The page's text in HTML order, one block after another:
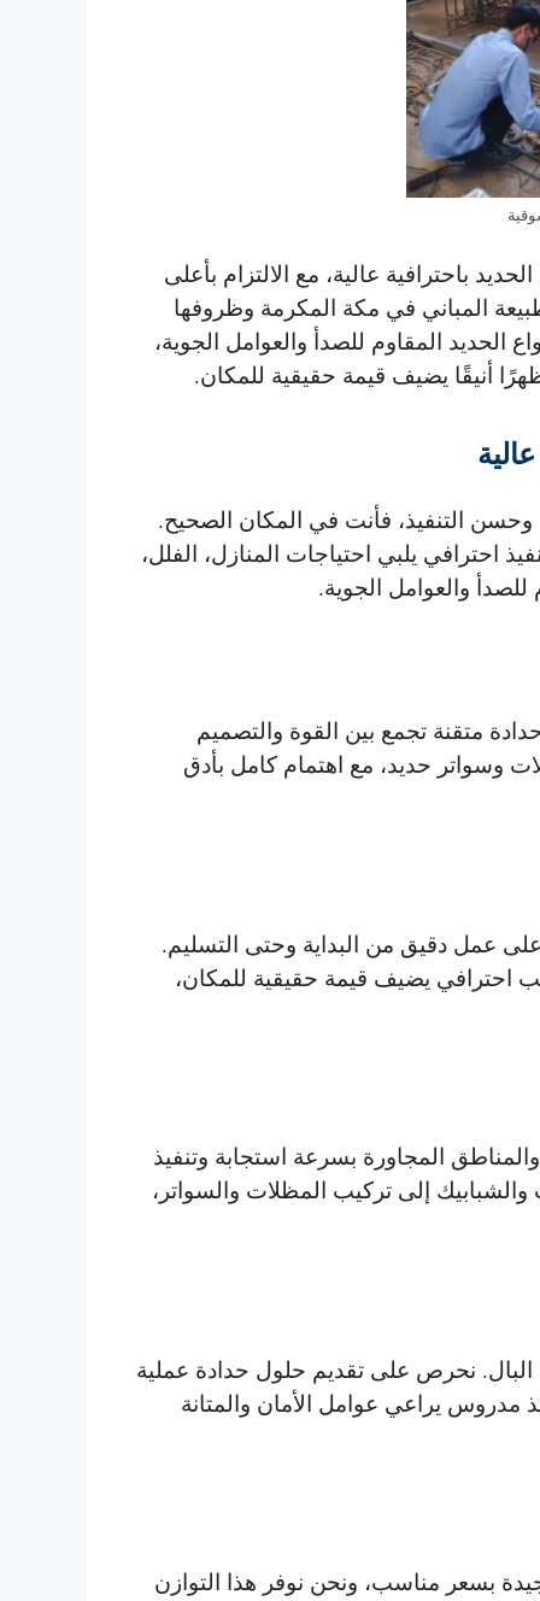
باحترافية عالية، مع الالتزام بأعلى
المباني في مكة المكرمة وظروفها
الحديد المقاوم للصدأ والعوامل الجوية،
أنيقًا يضيف قيمة حقيقية للمكان.
وحسن التنفيذ، فأنت في المكان الصحيح.
احترافي يلبي احتياجات المنازل، الفلل،
للصدأ والعوامل الجوية.
متقنة تجمع بين القوة والتصميم
وسواتر حديد، مع اهتمام كامل بأدق
عمل دقيق من البداية وحتى التسليم.
احترافي يضيف قيمة حقيقية للمكان،
المجاورة بسرعة استجابة وتنفيذ
إلى تركيب المظلات والسواتر،
نحرص على تقديم حلول حدادة عملية
مدروس يراعي عوامل الأمان والمتانة
بسعر مناسب، ونحن نوفر هذا التوازن